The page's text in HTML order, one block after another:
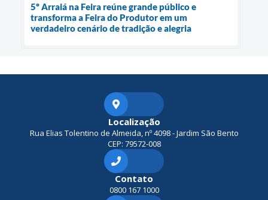
5º Arraiá na Feira reúne grande público e
transforma a Feira do Produtor em um
verdadeiro cenário de tradição e alegria
Localização
Rua Elias Tolentino de Almeida, nº 4098 - Jardim São Bento
CEP: 79572-008
Contato
0800 167 1000